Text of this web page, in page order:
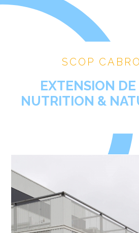
SCOP
EXTENSION DE
NUTRITION &